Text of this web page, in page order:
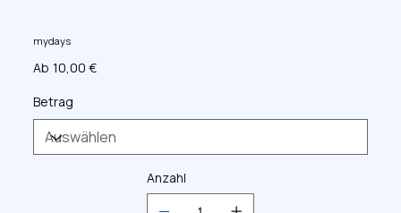
mydays
Ab Preis
10,00 €
Betrag
Anzahl